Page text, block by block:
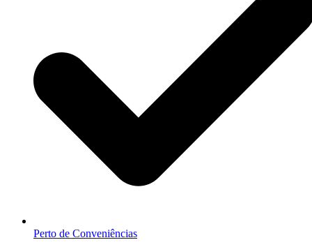
Perto de Conveniências